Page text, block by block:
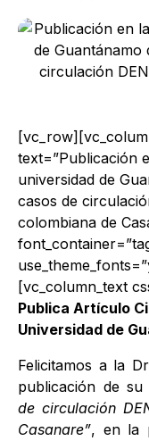
text=”Publicación
universidad de
casos de
colombiana de
[vc_column_text
Publica Artículo
Universidad de
Felicitamos a la
publicación de
de circulación
Casanare”, en la